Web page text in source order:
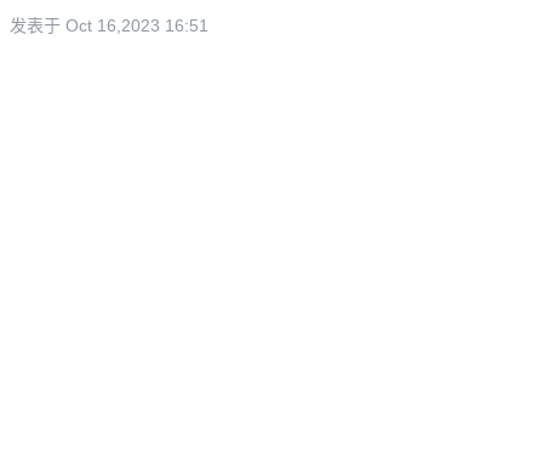
发表于 Oct 16,2023 16:51